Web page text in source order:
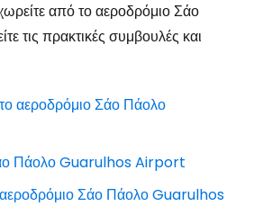
από το αεροδρόμιο Σάο
τις πρακτικές συμβουλές και
αεροδρόμιο Σάο Πάολο
Πάολο Guarulhos Airport
Σάο Πάολο Guarulhos